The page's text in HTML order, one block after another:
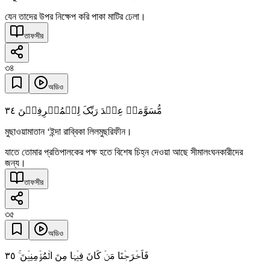
যেন তাদের উপর নিক্ষেপ করি পাকা মাটির ঢেলা।
তাফসীর
৩৪
অডিও
مُّسَوَّمَۃً عِنۡدَ رَبِّکَ لِلۡمُسۡرِفِیۡنَ ٣٤
মুছাওয়ামাতান ‘ইন্দা রাব্বিকা লিলমুছরিফীন।
যাতে তোমার প্রতিপালকের পক্ষ হতে বিশেষ চিহ্ন দেওয়া আছে সীমালংঘনকারীদের
জন্য।
তাফসীর
৩৫
অডিও
فَاَخۡرَجۡنَا مَنۡ کَانَ فِیۡہَا مِنَ الۡمُؤۡمِنِیۡنَ ۚ ٣٥